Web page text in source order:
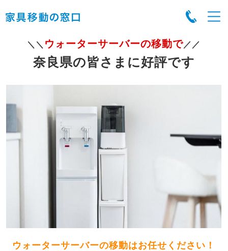
＼＼ ウォーターサーバーの移動で／／
奈良県の皆さまに好評です
ウォーターサーバーの移動はお任せください！